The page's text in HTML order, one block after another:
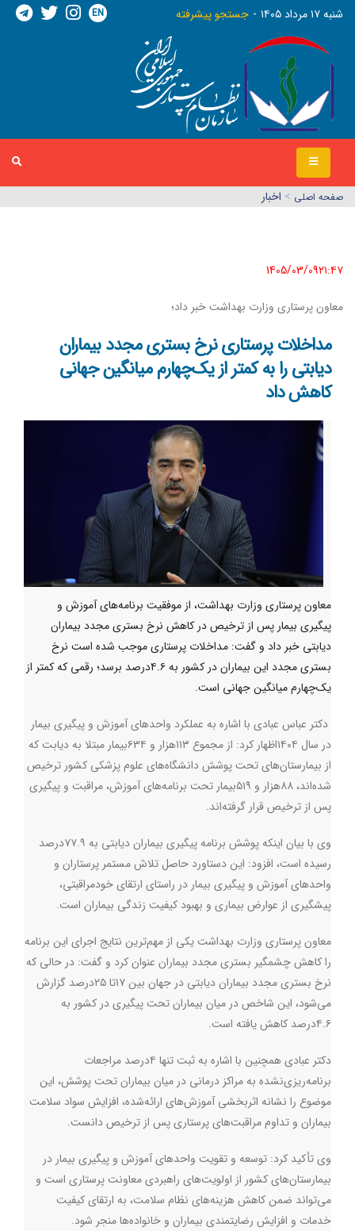
شنبه ١٧ مرداد ١٤٠٥ جستجو پیشرفته EN
صفحه اصلي > اخبار
1405/03/09٢١:٤٧
معاون پرستاری وزارت بهداشت خبر داد؛
مداخلات پرستاری نرخ بستری مجدد بیماران
دیابتی را به کمتر از یک‌چهارم میانگین جهانی
کاهش داد
معاون پرستاری وزارت بهداشت، از موفقیت برنامه‌های آموزش و
پیگیری بیمار پس از ترخیص در کاهش نرخ بستری مجدد بیماران
دیابتی خبر داد و گفت: مداخلات پرستاری موجب شده است نرخ
بستری مجدد این بیماران در کشور به ۴.۶درصد برسد؛ رقمی که کمتر از
یک‌چهارم میانگین جهانی است.
دکتر عباس عبادی با اشاره به عملکرد واحدهای آموزش و پیگیری بیمار
در سال ۱۴۰۴اظهار کرد: از مجموع ۱۱۳هزار و ۶۳۴بیمار مبتلا به دیابت که
از بیمارستان‌های تحت پوشش دانشگاه‌های علوم پزشکی کشور ترخیص
شده‌اند، ۸۸هزار و ۵۱۹بیمار تحت برنامه‌های آموزش، مراقبت و پیگیری
پس از ترخیص قرار گرفته‌اند.
وی با بیان اینکه پوشش برنامه پیگیری بیماران دیابتی به ۷۷.۹درصد
رسیده است، افزود: این دستاورد حاصل تلاش مستمر پرستاران و
واحدهای آموزش و پیگیری بیمار در راستای ارتقای خودمراقبتی،
پیشگیری از عوارض بیماری و بهبود کیفیت زندگی بیماران است.
معاون پرستاری وزارت بهداشت یکی از مهم‌ترین نتایج اجرای این برنامه
را کاهش چشمگیر بستری مجدد بیماران عنوان کرد و گفت: در حالی که
نرخ بستری مجدد بیماران دیابتی در جهان بین ۱۷تا ۲۵درصد گزارش
می‌شود، این شاخص در میان بیماران تحت پیگیری در کشور به
۴.۶درصد کاهش یافته است.
دکتر عبادی همچنین با اشاره به ثبت تنها ۴درصد مراجعات
برنامه‌ریزی‌نشده به مراکز درمانی در میان بیماران تحت پوشش، این
موضوع را نشانه اثربخشی آموزش‌های ارائه‌شده، افزایش سواد سلامت
بیماران و تداوم مراقبت‌های پرستاری پس از ترخیص دانست.
وی تأکید کرد: توسعه و تقویت واحدهای آموزش و پیگیری بیمار در
بیمارستان‌های کشور از اولویت‌های راهبردی معاونت پرستاری است و
می‌تواند ضمن کاهش هزینه‌های نظام سلامت، به ارتقای کیفیت
خدمات و افزایش رضایتمندی بیماران و خانواده‌ها منجر شود.